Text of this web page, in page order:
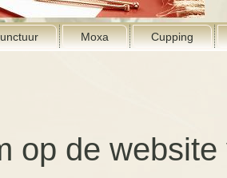
Moxa Cupping
op de